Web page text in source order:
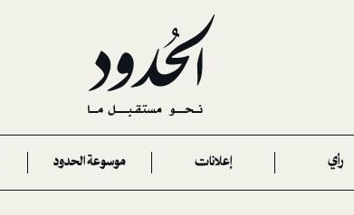
رأي إعلانات موسوعة الحدود